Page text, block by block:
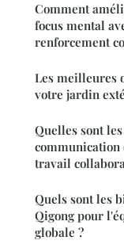
Comment
focus mental
renforcement
Les meilleures
votre jardin
Quelles sont
communication
travail
Quels sont les
Qigong pour
globale ?